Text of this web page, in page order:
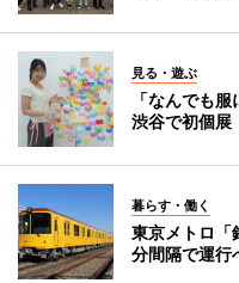
見る・遊ぶ
「なんでも
渋谷で初個展
暮らす・働く
東京メトロ
分間隔で運行